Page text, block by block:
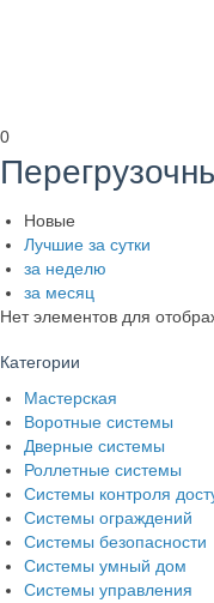
0
Новые
Лучшие за сутки
за неделю
за месяц
Нет элементов для
Категории
Мастерская
Воротные системы
Дверные системы
Роллетные системы
Системы контроля
Системы ограждений
Системы безопасности
Системы умный дом
Системы управления